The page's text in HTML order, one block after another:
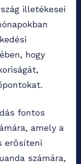
illetékesei
hogy
fontos
amely a
erősíteni
számára,